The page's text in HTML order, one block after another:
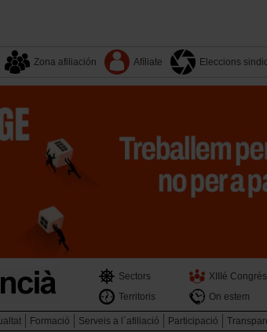
Zona afiliación Afíliate Eleccions
Sectors
XIIIé Congrés
Territoris
On estem
Formació Serveis a l´afiliació Participació